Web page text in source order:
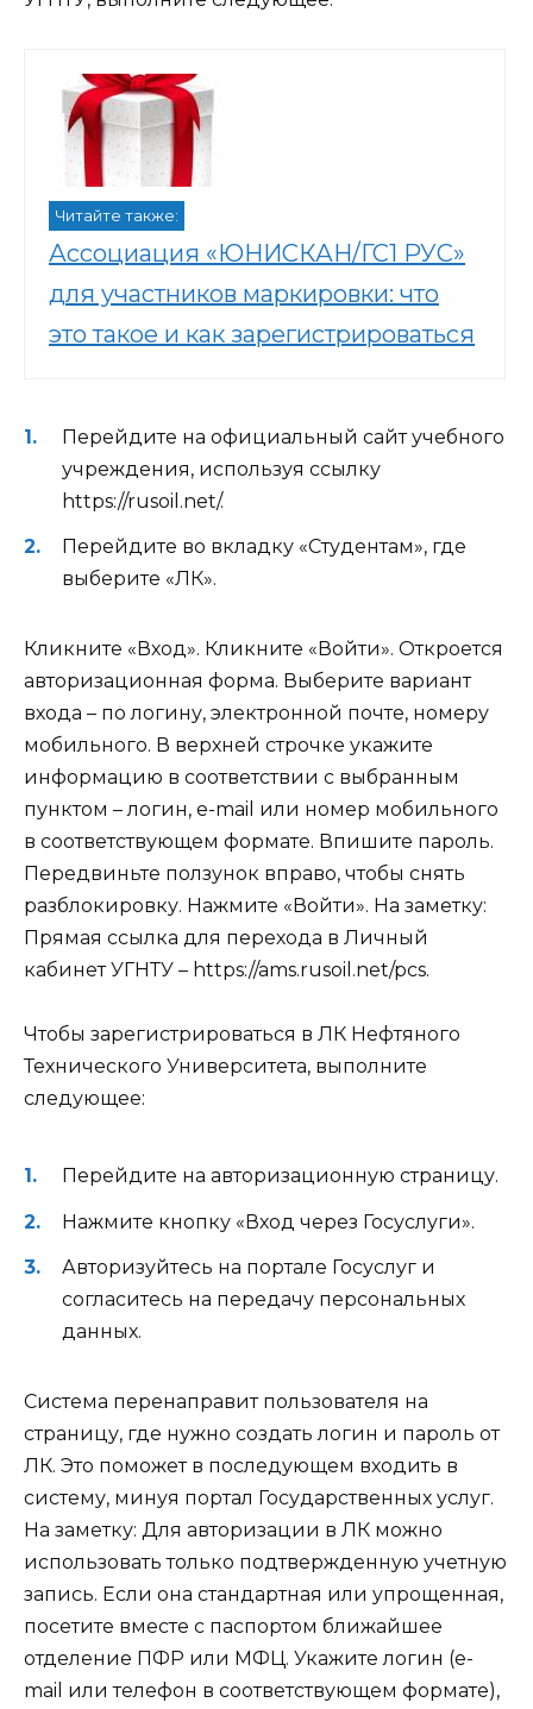
Читайте также:
Ассоциация «ЮНИСКАН/ГС1 РУС»
для участников маркировки: что
это такое и как зарегистрироваться
Перейдите на официальный сайт учебного
учреждения, используя ссылку
https://rusoil.net/.
Перейдите во вкладку «Студентам», где
выберите «ЛК».
Кликните «Вход». Кликните «Войти». Откроется
авторизационная форма. Выберите вариант
входа – по логину, электронной почте, номеру
мобильного. В верхней строчке укажите
информацию в соответствии с выбранным
пунктом – логин, e-mail или номер мобильного
в соответствующем формате. Впишите пароль.
Передвиньте ползунок вправо, чтобы снять
разблокировку. Нажмите «Войти». На заметку:
Прямая ссылка для перехода в Личный
кабинет УГНТУ – https://ams.rusoil.net/pcs.
Чтобы зарегистрироваться в ЛК Нефтяного
Технического Университета, выполните
следующее:
Перейдите на авторизационную страницу.
Нажмите кнопку «Вход через Госуслуги».
Авторизуйтесь на портале Госуслуг и
согласитесь на передачу персональных
данных.
Система перенаправит пользователя на
страницу, где нужно создать логин и пароль от
ЛК. Это поможет в последующем входить в
систему, минуя портал Государственных услуг.
На заметку: Для авторизации в ЛК можно
использовать только подтвержденную учетную
запись. Если она стандартная или упрощенная,
посетите вместе с паспортом ближайшее
отделение ПФР или МФЦ. Укажите логин (e-
mail или телефон в соответствующем формате),